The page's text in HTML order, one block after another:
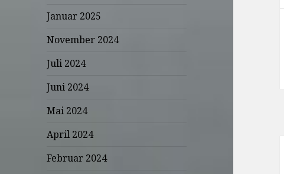
Januar 2025
November 2024
Juli 2024
Juni 2024
Mai 2024
April 2024
Februar 2024